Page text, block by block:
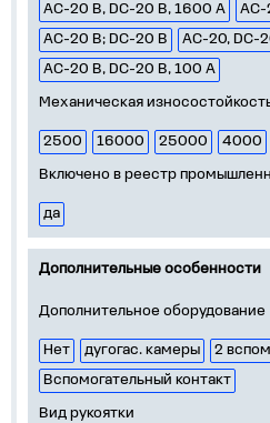
АС-20 В, DC-20 В, 1600 А
AC-
АС-20 В; DС-20 В
AC-20, DC-
AC-20 B, DC-20 B, 100 A
Механическая
2500 16000 25000 4000
Включено в реестр
да
Дополнительные особенности
Дополнительное оборудование
Нет дугогас. камеры
2
Вспомогательный контакт
Вид рукоятки